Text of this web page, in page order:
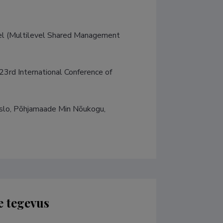
(Multilevel Shared Management
International Conference of
Põhjamaade Min Nõukogu,